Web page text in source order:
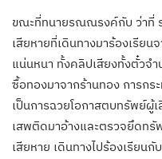
ขณะที่ทนายรณณรงค์กับ ว่าที่
เสียหายที่เดินทางมาร้องเรีย
แน่นหนา ทั้งคลิปเสียงทั้งตั๋วจำ
ซื้อทองมาจากร้านทอง การกร
เป็นการฉวยโอกาสตบทรัพย์ผู้
เสพติดมาอ้างและตรวจยึดทรั
เสียหาย เดินทางไปร้องเรียน